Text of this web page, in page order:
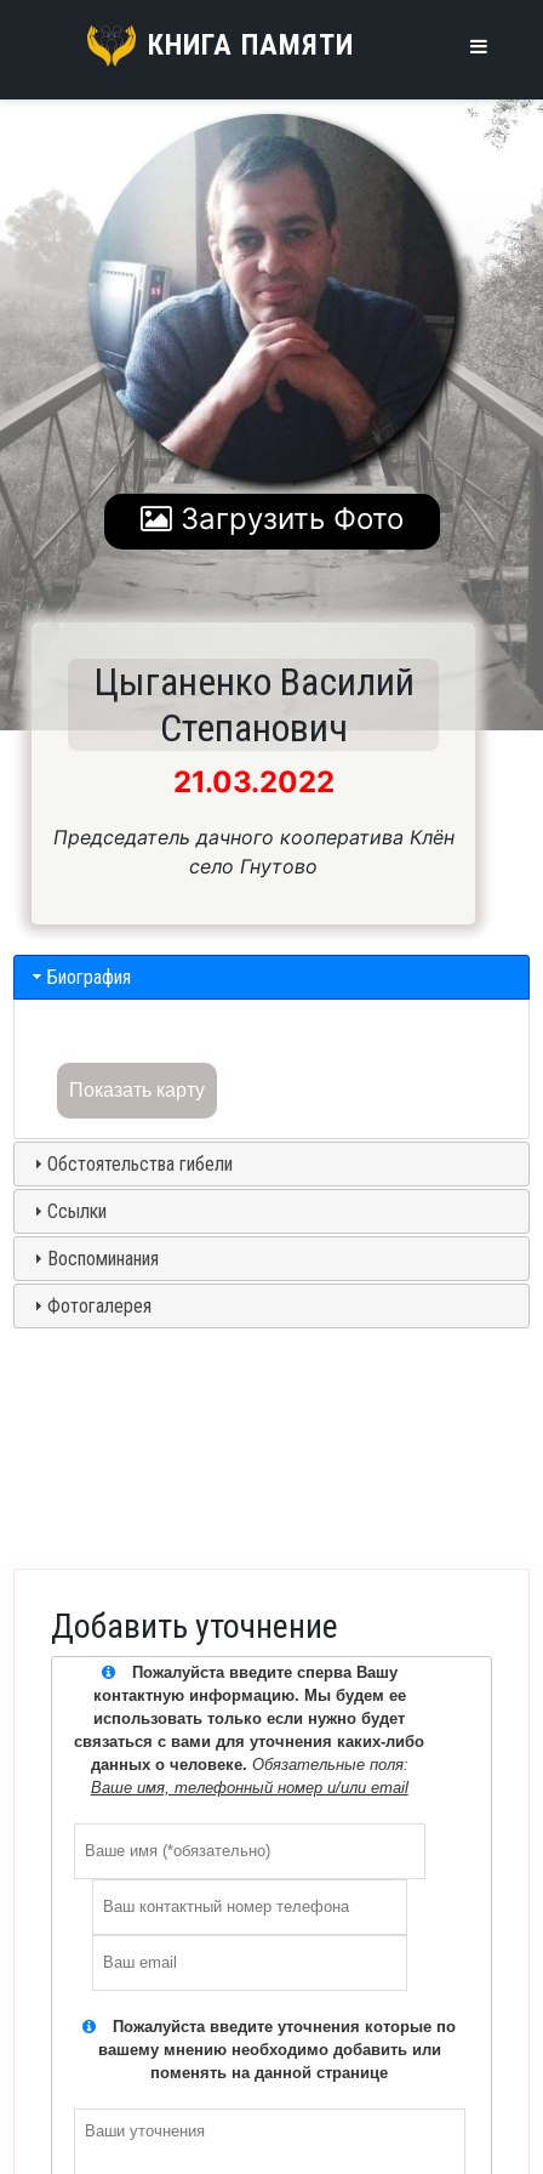
КНИГА ПАМЯТИ
Загрузить Фото
Цыганенко Василий
Степанович
21.03.2022
Председатель дачного кооператива Клён
село Гнутово
Биография
Показать карту
Обстоятельства гибели
Ссылки
Воспоминания
Фотогалерея
Добавить уточнение
Пожалуйста введите сперва Вашу
контактную информацию. Мы будем ее
использовать только если нужно будет
связаться с вами для уточнения каких-либо
данных о человеке. Обязательные поля:
Ваше имя, телефонный номер и/или email
Пожалуйста введите уточнения которые по
вашему мнению необходимо добавить или
поменять на данной странице